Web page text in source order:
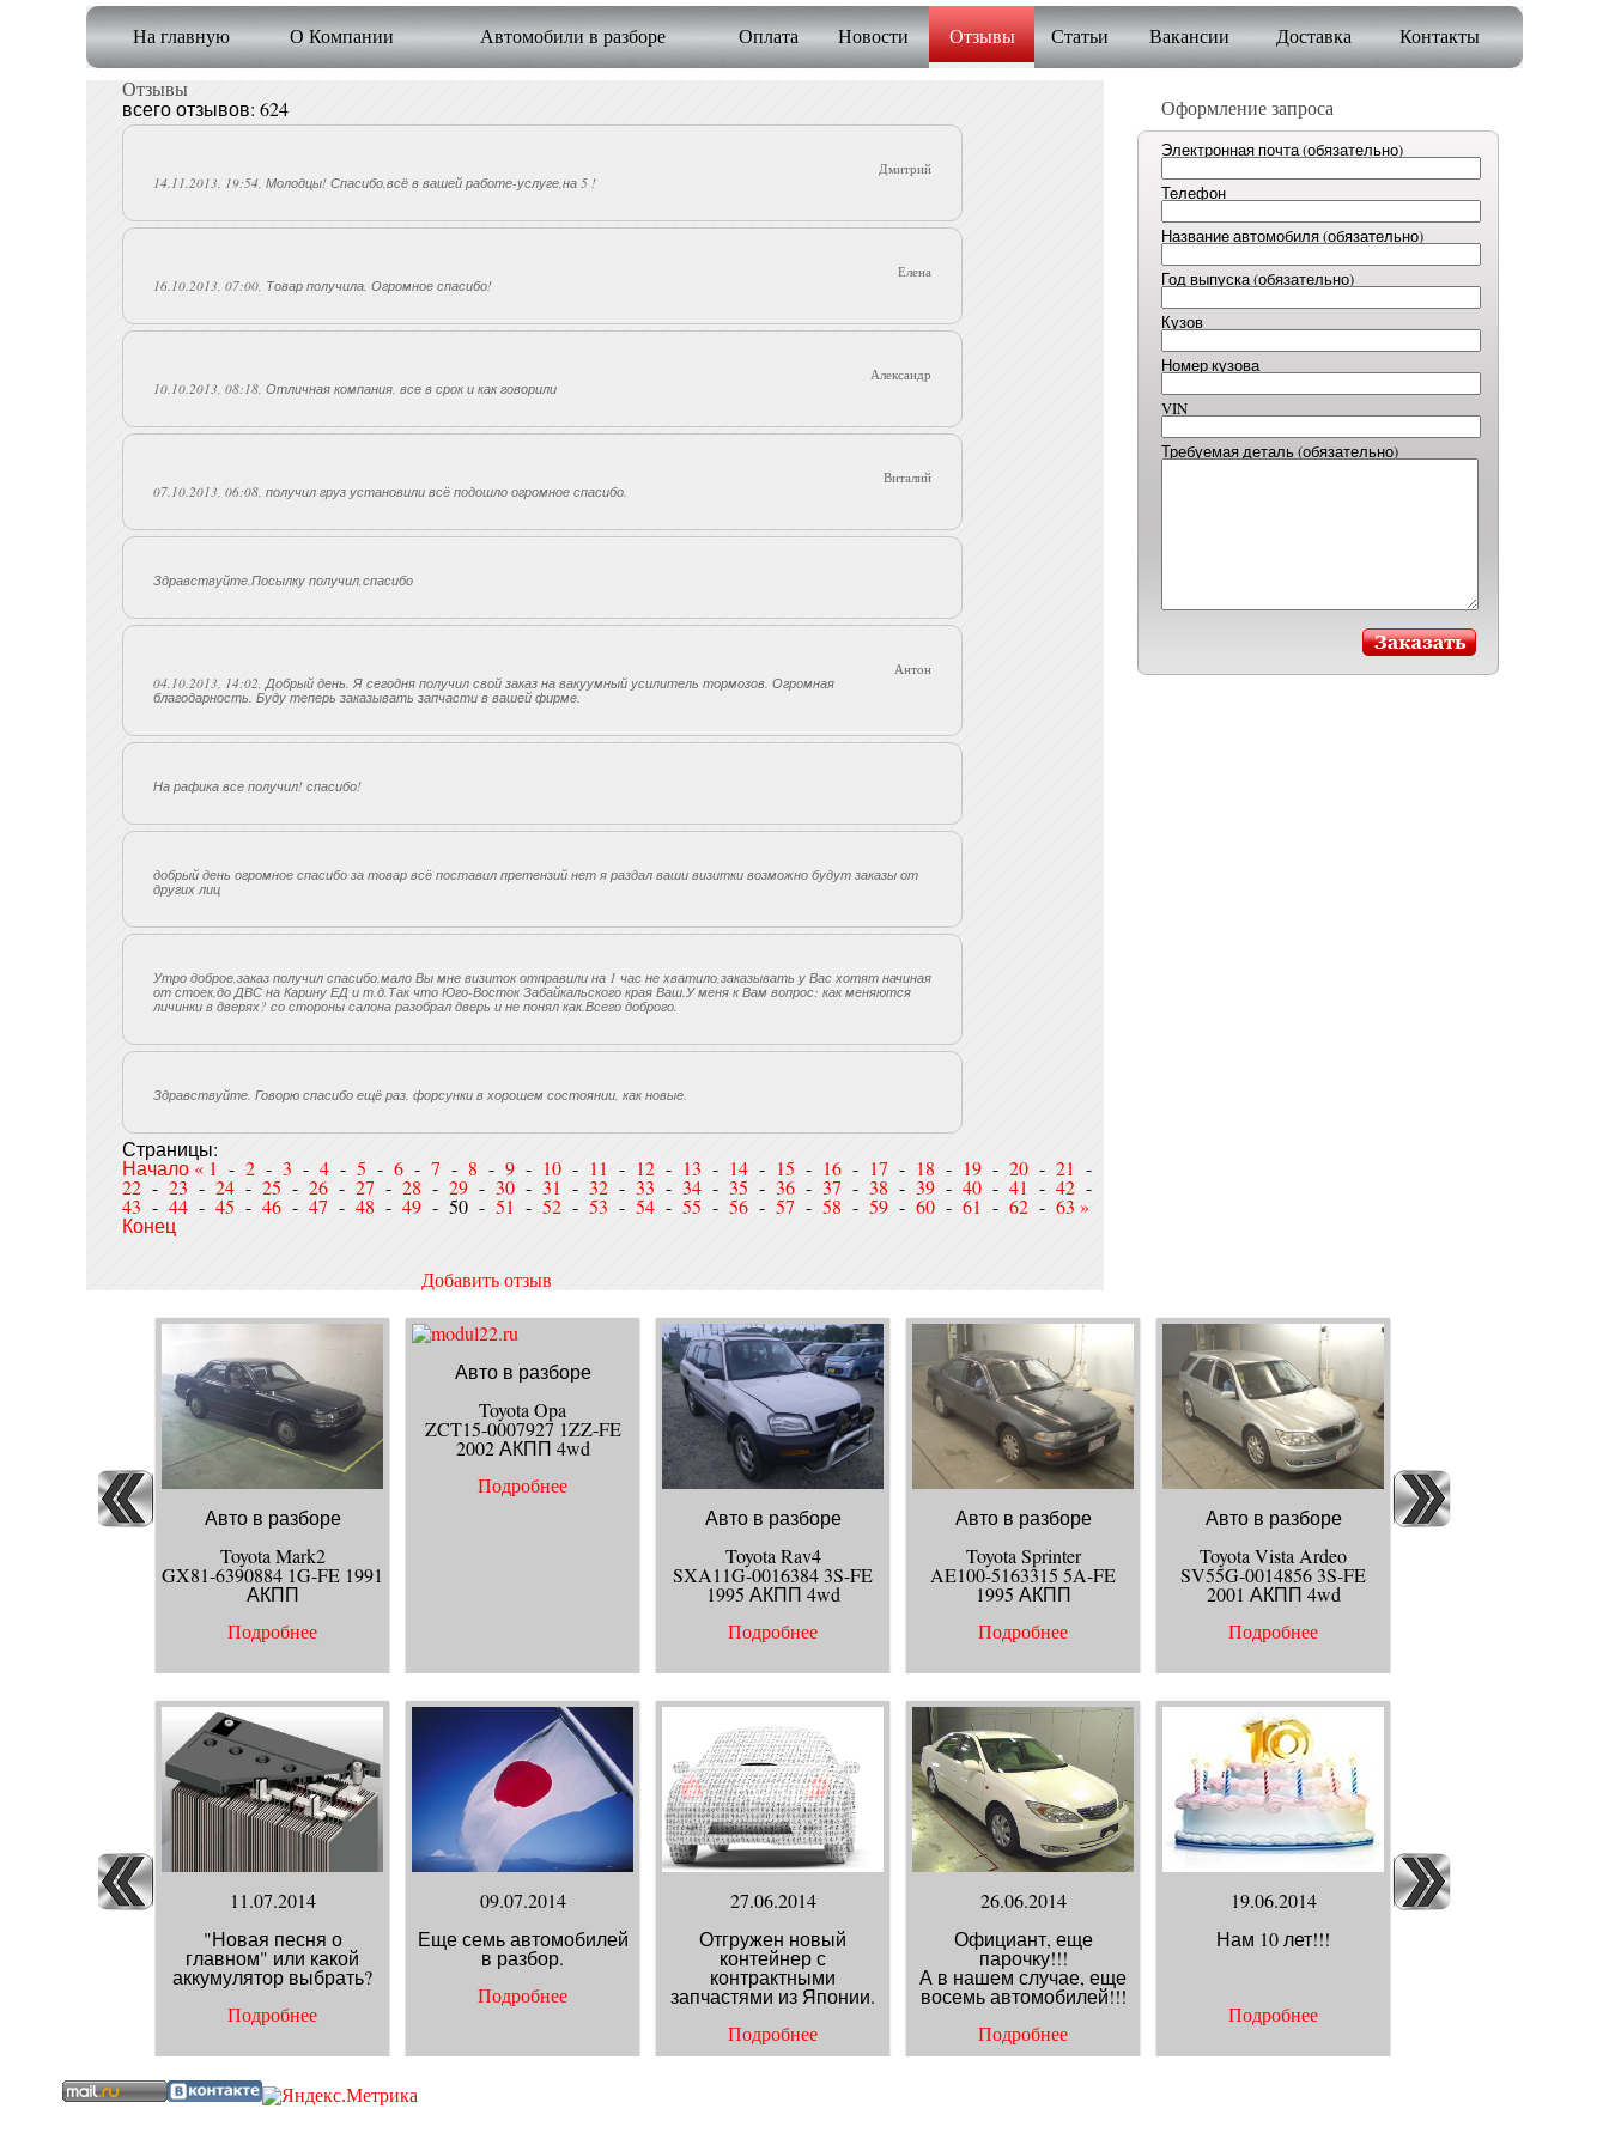
На главную О Компании Автомобили в разборе Оплата Новости Отзывы Статьи Вакансии Доставка Контакты
Отзывы
всего отзывов: 624
Дмитрий
14.11.2013, 19:54, Молодцы! Спасибо,всё в вашей работе-услуге,на 5 !
Елена
16.10.2013, 07:00, Товар получила. Огромное спасибо!
Александр
10.10.2013, 08:18, Отличная компания, все в срок и как говорили
Виталий
07.10.2013, 06:08, получил груз установили всё подошло огромное спасибо.
Здравствуйте.Посылку получил,спасибо
Антон
04.10.2013, 14:02, Добрый день. Я сегодня получил свой заказ на вакуумный усилитель тормозов. Огромная
благодарность. Буду теперь заказывать запчасти в вашей фирме.
На рафика все получил! спасибо!
добрый день огромное спасибо за товар всё поставил претензий нет я раздал ваши визитки возможно будут заказы от
других лиц
Утро доброе,заказ получил спасибо,мало Вы мне визиток отправили на 1 час не хватило,заказывать у Вас хотят начиная
от стоек,до ДВС на Карину ЕД и т.д.Так что Юго-Восток Забайкальского края Ваш.У меня к Вам вопрос: как меняются
личинки в дверях? со стороны салона разобрал дверь и не понял как.Всего доброго.
Здравствуйте. Говорю спасибо ещё раз, форсунки в хорошем состоянии, как новые.
Страницы:
Начало « 1 - 2 - 3 - 4 - 5 - 6 - 7 - 8 - 9 - 10 - 11 - 12 - 13 - 14 - 15 - 16 - 17 - 18 - 19 - 20 - 21 -
22 - 23 - 24 - 25 - 26 - 27 - 28 - 29 - 30 - 31 - 32 - 33 - 34 - 35 - 36 - 37 - 38 - 39 - 40 - 41 - 42 -
43 - 44 - 45 - 46 - 47 - 48 - 49 - 50 - 51 - 52 - 53 - 54 - 55 - 56 - 57 - 58 - 59 - 60 - 61 - 62 - 63 »
Конец
Добавить отзыв
Отзыв*
Введите цифры с картинки:
Оформление запроса
Электронная почта (обязательно)
Телефон
Название автомобиля (обязательно)
Год выпуска (обязательно)
Кузов
Номер кузова
VIN
Требуемая деталь (обязательно)
Авто в разборе
Toyota Mark2
GX81-6390884 1G-FE 1991
АКПП
Подробнее
Авто в разборе
Toyota Opa
ZCT15-0007927 1ZZ-FE
2002 АКПП 4wd
Подробнее
Авто в разборе
Toyota Rav4
SXA11G-0016384 3S-FE
1995 АКПП 4wd
Подробнее
Авто в разборе
Toyota Sprinter
AE100-5163315 5A-FE
1995 АКПП
Подробнее
Авто в разборе
Toyota Vista Ardeo
SV55G-0014856 3S-FE
2001 АКПП 4wd
Подробнее
11.07.2014
"Новая песня о
главном" или какой
аккумулятор выбрать?
Подробнее
09.07.2014
Еще семь автомобилей
в разбор.
Подробнее
27.06.2014
Отгружен новый
контейнер с
контрактными
запчастями из Японии.
Подробнее
26.06.2014
Официант, еще
парочку!!!
А в нашем случае, еще
восемь автомобилей!!!
Подробнее
19.06.2014
Нам 10 лет!!!
Подробнее